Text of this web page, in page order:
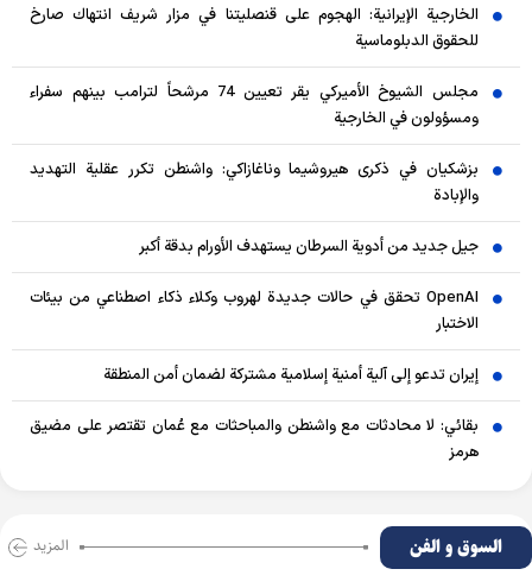
الخارجية الإيرانية: الهجوم على قنصليتنا في مزار شريف انتهاك صارخ
للحقوق الدبلوماسية
مجلس الشيوخ الأميركي يقر تعيين 74 مرشحاً لترامب بينهم سفراء
ومسؤولون في الخارجية
بزشكيان في ذكرى هيروشيما وناغازاكي: واشنطن تكرر عقلية التهديد
والإبادة
جيل جديد من أدوية السرطان يستهدف الأورام بدقة أكبر
OpenAI تحقق في حالات جديدة لهروب وكلاء ذكاء اصطناعي من بيئات
الاختبار
إيران تدعو إلى آلية أمنية إسلامية مشتركة لضمان أمن المنطقة
بقائي: لا محادثات مع واشنطن والمباحثات مع عُمان تقتصر على مضيق
هرمز
السوق و الفن المزید